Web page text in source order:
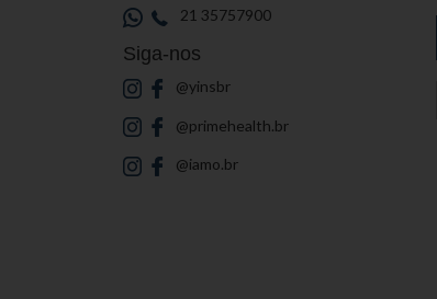
21 35757900
Siga-nos
@yinsbr
@primehealth.br
@iamo.br